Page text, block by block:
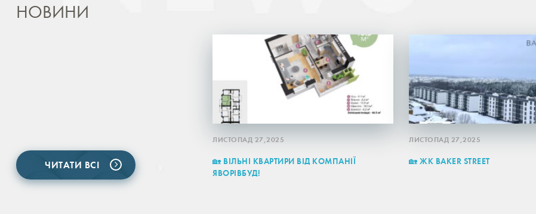
НОВИНИ
ЧИТАТИ ВСІ
ЛИСТОПАД 27,2025
🏡 ВІЛЬНІ КВАРТИРИ ВІД КОМПАНІЇ
ЯВОРІВБУД!
ЛИСТОПАД 27,2025
🏡 ЖК BAKER STREET